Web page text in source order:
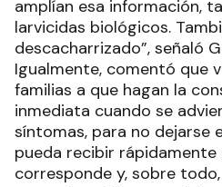
amplían esa información,
larvicidas biológicos.
descacharrizado”, señaló
Igualmente, comentó que
familias a que hagan la
inmediata cuando se
síntomas, para no dejarse
pueda recibir
corresponde y, sobre